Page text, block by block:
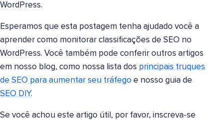
WordPress.
Esperamos que esta postagem tenha ajudado você a
aprender como monitorar classificações de SEO no
WordPress. Você também pode conferir outros artigos
em nosso blog, como nossa lista dos principais truques
de SEO para aumentar seu tráfego e nosso guia de
SEO DIY.
Se você achou este artigo útil, por favor, inscreva-se